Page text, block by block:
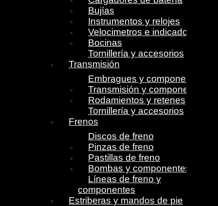
Bujías
Instrumentos y relojes
Velocimetros e indicadores
Bocinas
Tornillería y accesorios
Transmisión
Embragues y componentes
Transmisión y componentes
Rodamientos y retenes
Tornillería y accesorios
Frenos
Discos de freno
Pinzas de freno
Pastillas de freno
Bombas y componentes
Líneas de freno y
componentes
Estriberas y mandos de pie